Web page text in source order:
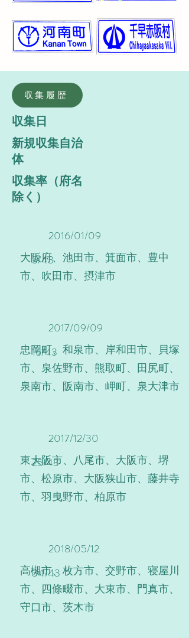
収集履歴
収集日
新規収集自治
体
​収集率（府名
除く）
2016/01/09
大阪府、池田市、箕面市、豊中
市、吹田市、摂津市
5/43
2017/09/09
忠岡町、和泉市、岸和田市、貝塚
市、泉佐野市、熊取町、田尻町、
泉南市、阪南市、岬町、泉大津市
16/43
2017/12/30
東大阪市、八尾市、大阪市、堺
市、松原市、大阪狭山市、藤井寺
市、羽曳野市、柏原市
25/43
2018/05/12
高槻市、枚方市、交野市、寝屋川
市、四條畷市、大東市、門真市、
守口市、茨木市
34/43